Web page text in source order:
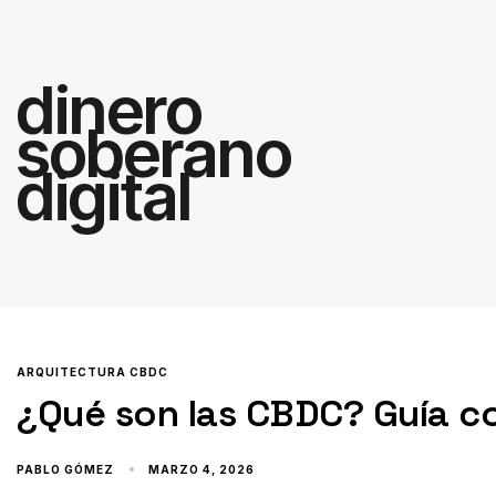
dinero
soberano
digital
ARQUITECTURA CBDC
¿Qué son las CBDC?
PABLO GÓMEZ MARZO 4, 2026